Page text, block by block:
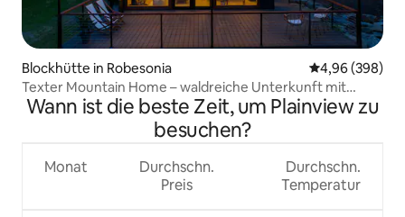
Blockhütte in Robesonia
4,96 (398)
Texter Mountain Home – waldreiche Unterkunft mit
Whirlpool
Wann ist die beste Zeit, um Plainview zu
besuchen?
Monat
Durchschn.
Preis
Durchschn.
Temperatur